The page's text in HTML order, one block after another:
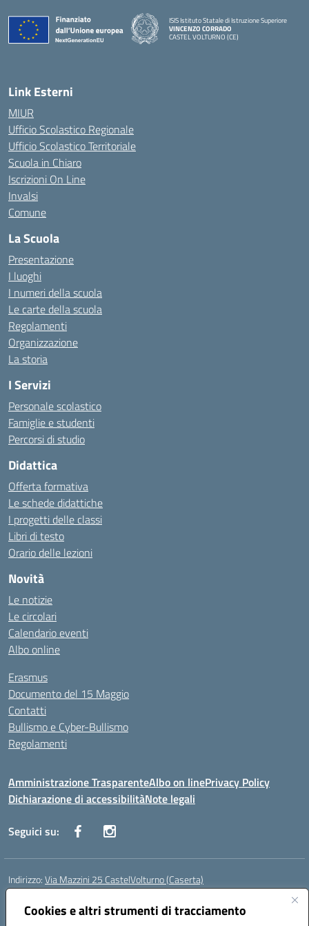
Cookies e altri strumenti di tracciamento
ISIS Istituto Statale di Istruzione Superiore
VINCENZO CORRADO
CASTEL VOLTURNO (CE)
Link Esterni
MIUR
Ufficio Scolastico Regionale
Ufficio Scolastico Territoriale
Scuola in Chiaro
Iscrizioni On Line
Invalsi
Comune
La Scuola
Presentazione
I luoghi
I numeri della scuola
Le carte della scuola
Regolamenti
Organizzazione
La storia
I Servizi
Personale scolastico
Famiglie e studenti
Percorsi di studio
Didattica
Offerta formativa
Le schede didattiche
I progetti delle classi
Libri di testo
Orario delle lezioni
Novità
Le notizie
Le circolari
Calendario eventi
Albo online
Erasmus
Documento del 15 Maggio
Contatti
Bullismo e Cyber-Bullismo
Regolamenti
Amministrazione TrasparenteAlbo on linePrivacy Policy
Dichiarazione di accessibilitàNote legali
Seguici su:
Indirizzo:Via Mazzini 25 CastelVolturno (Caserta)
Centralino:
Posta elettronica certificata (PEC):ceis014005@pec.istruzione.it